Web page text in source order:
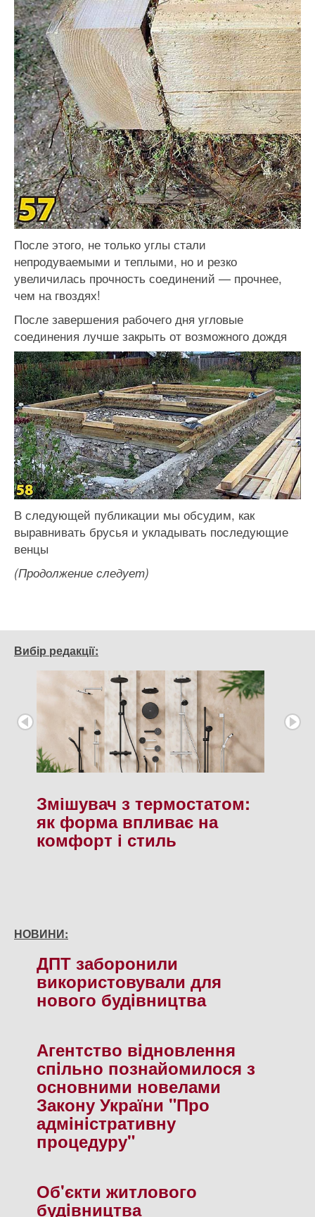
После этого, не только углы стали
непродуваемыми и теплыми, но и резко
увеличилась прочность соединений — прочнее,
чем на гвоздях!
После завершения рабочего дня угловые
соединения лучше закрыть от возможного дождя
В следующей публикации мы обсудим, как
выравнивать брусья и укладывать последующие
венцы
(Продолжение следует)
Вибір редакції:
Змішувач з термостатом:
як форма впливає на
комфорт і стиль
НОВИНИ:
ДПТ заборонили
використовували для
нового будiвництва
Агентство вiдновлення
спiльно познайомилося з
основними новелами
Закону України "Про
адмiнiстративну
процедуру"
Об'єкти житлового
будiвництва